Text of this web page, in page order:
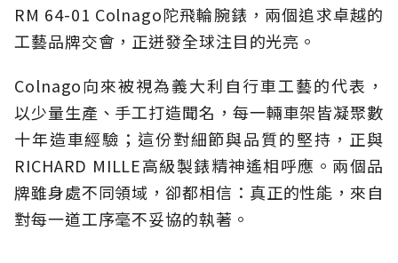
RM 64-01 Colnago陀飛輪腕錶，兩個追求卓越的
工藝品牌交會，正迸發全球注目的光亮。
Colnago向來被視為義大利自行車工藝的代表，
以少量生產、手工打造聞名，每一輛車架皆凝聚數
十年造車經驗；這份對細節與品質的堅持，正與
RICHARD MILLE高級製錶精神遙相呼應。兩個品
牌雖身處不同領域，卻都相信：真正的性能，來自
對每一道工序毫不妥協的執著。